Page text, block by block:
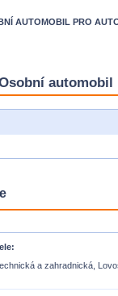
AUTOMOBIL PRO
a zahradnická,